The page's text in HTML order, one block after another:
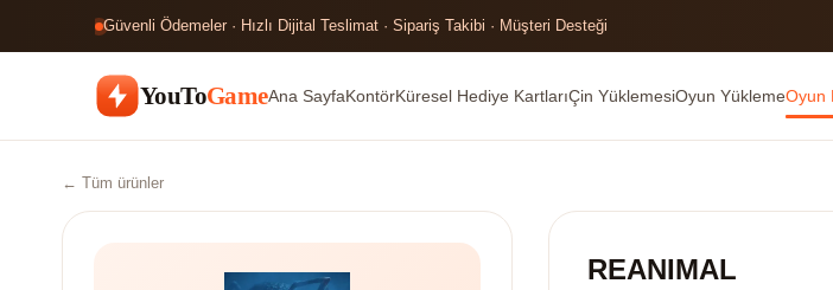
Güvenli Ödemeler · Hızlı Dijital Teslimat · Sipariş Takibi · Müşteri Desteği
YouToGameAna SayfaKontörKüresel Hediye KartlarıÇin YüklemesiOyun YüklemeOyun
← Tüm ürünler
REANIMAL